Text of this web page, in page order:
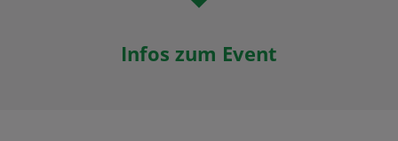
Infos zum Event